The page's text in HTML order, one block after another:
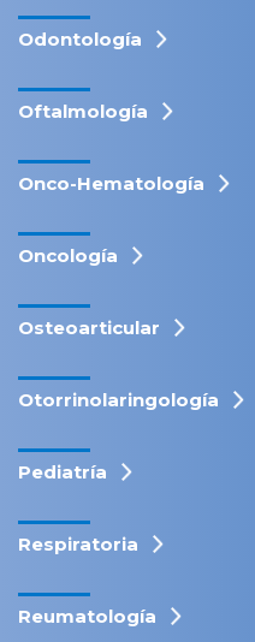
Odontología
Oftalmología
Onco-Hematología
Oncología
Osteoarticular
Otorrinolaringología
Pediatría
Respiratoria
Reumatología